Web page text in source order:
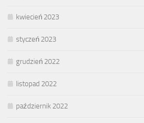
kwiecień 2023
styczeń 2023
grudzień 2022
listopad 2022
październik 2022